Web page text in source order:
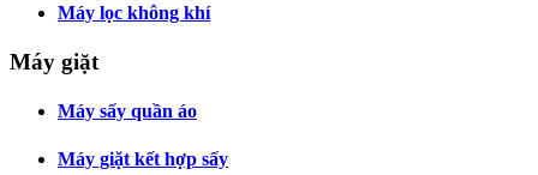
Máy lọc không khí
Máy giặt
Máy sấy quần áo
Máy giặt kết hợp sấy